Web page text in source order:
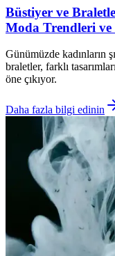
Büstiyer ve
Moda Trendleri ve
Günümüzde kadınların
braletler, farklı
öne çıkıyor.
Daha fazla bilgi edinin